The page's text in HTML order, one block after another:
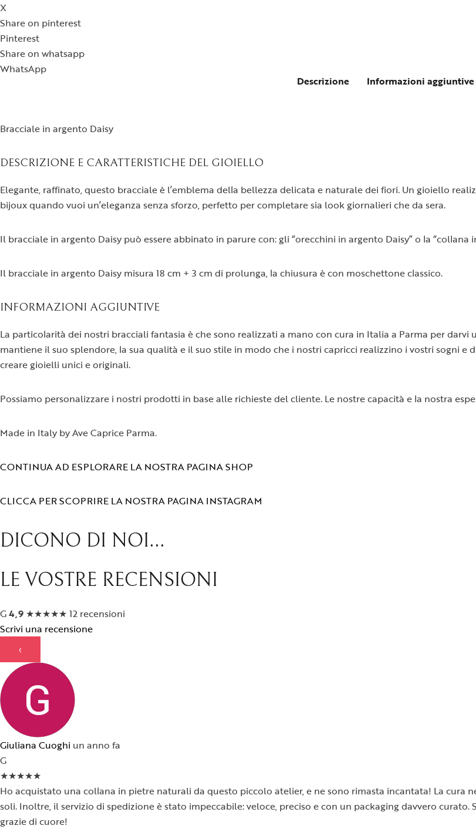
X
Share on pinterest
Pinterest
Share on whatsapp
WhatsApp
Descrizione
Informazioni aggiuntive
Bracciale in argento Daisy
DESCRIZIONE E CARATTERISTICHE DEL GIOIELLO
Elegante, raffinato, questo bracciale è l’emblema della bellezza delicata e naturale dei fiori. Un gioiello
bijoux quando vuoi un’eleganza senza sforzo, perfetto per completare sia look giornalieri che da sera.
Il bracciale in argento Daisy può essere abbinato in parure con: gli “orecchini in argento Daisy” o la “collana
Il bracciale in argento Daisy misura 18 cm + 3 cm di prolunga, la chiusura è con moschettone classico.
INFORMAZIONI AGGIUNTIVE
La particolarità dei nostri bracciali fantasia è che sono realizzati a mano con cura in Italia a Parma per
mantiene il suo splendore, la sua qualità e il suo stile in modo che i nostri capricci realizzino i vostri sogni
creare gioielli unici e originali.
Possiamo personalizzare i nostri prodotti in base alle richieste del cliente. Le nostre capacità e la nostra
Made in Italy by Ave Caprice Parma.
CONTINUA AD ESPLORARE LA NOSTRA PAGINA SHOP
CLICCA PER SCOPRIRE LA NOSTRA PAGINA INSTAGRAM
DICONO DI NOI...
LE VOSTRE RECENSIONI
G4,9 ★★★★★ 12 recensioni
Scrivi una recensione
‹
Giuliana Cuoghi un anno fa
G
★★★★★
Ho acquistato una collana in pietre naturali da questo piccolo atelier, e ne sono rimasta incantata! La cura
soli. Inoltre, il servizio di spedizione è stato impeccabile: veloce, preciso e con un packaging davvero
grazie di cuore!